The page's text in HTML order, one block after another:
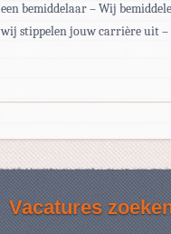
een bemiddelaar – Wij
wij stippelen jouw carrière uit –
Vacatures